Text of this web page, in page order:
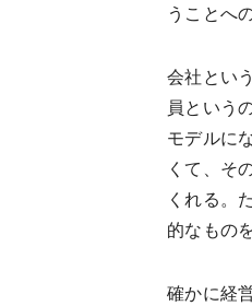
うことへ
会社とい
員という
モデルに
くて、そ
くれる。
的なもの
確かに経